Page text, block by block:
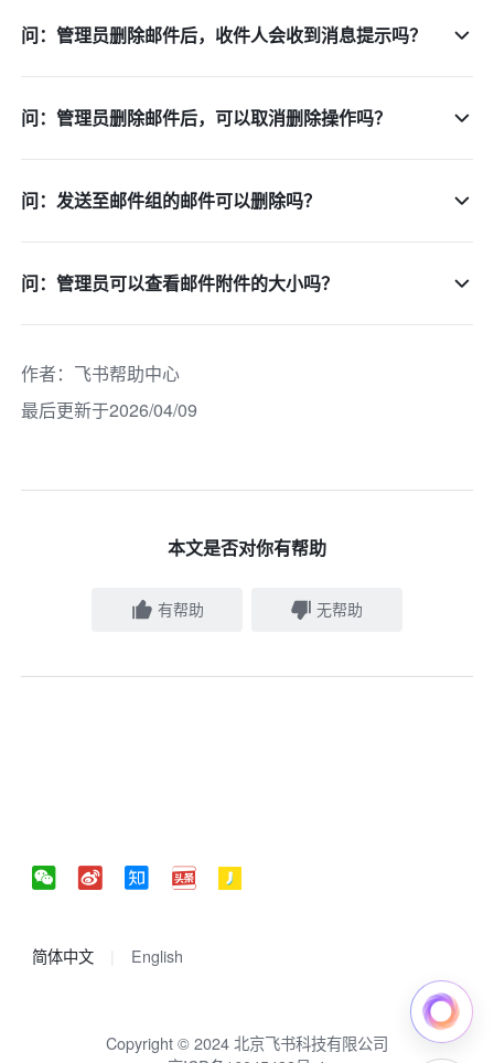
问：管理员删除邮件后，收件人会收到消息提示吗？
问：管理员删除邮件后，可以取消删除操作吗？
问：发送至邮件组的邮件可以删除吗？
问：管理员可以查看邮件附件的大小吗？
作者： 飞书帮助中心
最后更新于2026/04/09
本文是否对你有帮助
有帮助 无帮助
简体中文 English
Copyright © 2024 北京飞书科技有限公司